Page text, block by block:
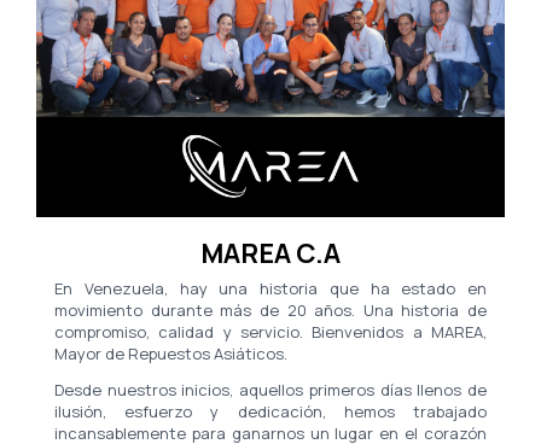
MAREA C.A
En Venezuela, hay una historia que ha estado en
movimiento durante más de 20 años. Una historia de
compromiso, calidad y servicio. Bienvenidos a MAREA,
Mayor de Repuestos Asiáticos.
Desde nuestros inicios, aquellos primeros días llenos de
ilusión, esfuerzo y dedicación, hemos trabajado
incansablemente para ganarnos un lugar en el corazón